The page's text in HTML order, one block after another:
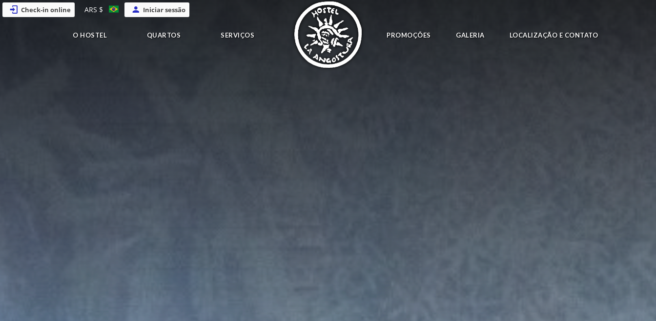
Check-in online ARS $ Iniciar sessão
O HOSTEL QUARTOS SERVIÇOS PROMOÇÕES GALERIA LOCALIZAÇÃO E CONTATO